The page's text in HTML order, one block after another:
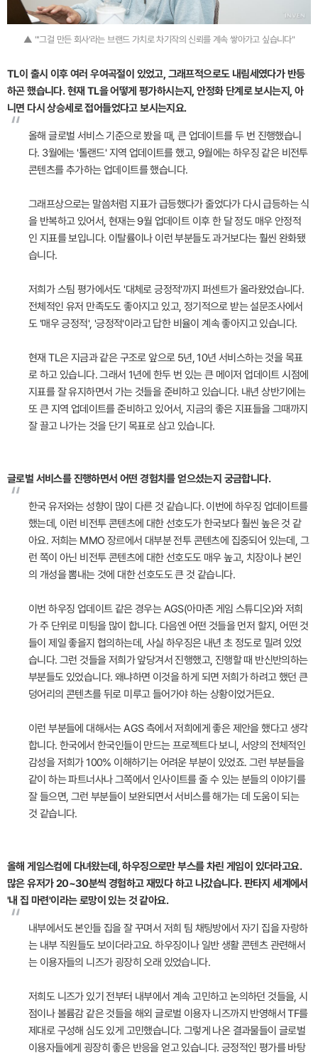
▲ "'그걸 만든 회사'라는 브랜드 가치로 차기작의 신뢰를 계속 쌓아가고 싶습니다"
TL이 출시 이후 여러 우여곡절이 있었고, 그래프적으로도 내림세였다가 반등
하곤 했습니다. 현재 TL을 어떻게 평가하시는지, 안정화 단계로 보시는지, 아
니면 다시 상승세로 접어들었다고 보시는지요.
“
올해 글로벌 서비스 기준으로 봤을 때, 큰 업데이트를 두 번 진행했습니
다. 3월에는 '톨랜드' 지역 업데이트를 했고, 9월에는 하우징 같은 비전투
콘텐츠를 추가하는 업데이트를 했습니다.
그래프상으로는 말씀처럼 지표가 급등했다가 줄었다가 다시 급등하는 식
을 반복하고 있어서, 현재는 9월 업데이트 이후 한 달 정도 매우 안정적
인 지표를 보입니다. 이탈률이나 이런 부분들도 과거보다는 훨씬 완화됐
습니다.
저희가 스팀 평가에서도 '대체로 긍정적'까지 퍼센트가 올라왔었습니다.
전체적인 유저 만족도도 좋아지고 있고, 정기적으로 받는 설문조사에서
도 '매우 긍정적', '긍정적'이라고 답한 비율이 계속 좋아지고 있습니다.
현재 TL은 지금과 같은 구조로 앞으로 5년, 10년 서비스하는 것을 목표
로 하고 있습니다. 그래서 1년에 한두 번 있는 큰 메이저 업데이트 시점에
지표를 잘 유지하면서 가는 것들을 준비하고 있습니다. 내년 상반기에는
또 큰 지역 업데이트를 준비하고 있어서, 지금의 좋은 지표들을 그때까지
잘 끌고 나가는 것을 단기 목표로 삼고 있습니다.
글로벌 서비스를 진행하면서 어떤 경험치를 얻으셨는지 궁금합니다.
“
한국 유저와는 성향이 많이 다른 것 같습니다. 이번에 하우징 업데이트를
했는데, 이런 비전투 콘텐츠에 대한 선호도가 한국보다 훨씬 높은 것 같
아요. 저희는 MMO 장르에서 대부분 전투 콘텐츠에 집중되어 있는데, 그
런 쪽이 아닌 비전투 콘텐츠에 대한 선호도도 매우 높고, 치장이나 본인
의 개성을 뽐내는 것에 대한 선호도도 큰 것 같습니다.
이번 하우징 업데이트 같은 경우는 AGS(아마존 게임 스튜디오)와 저희
가 주 단위로 미팅을 많이 합니다. 다음엔 어떤 것들을 먼저 할지, 어떤 것
들이 제일 좋을지 협의하는데, 사실 하우징은 내년 초 정도로 밀려 있었
습니다. 그런 것들을 저희가 앞당겨서 진행했고, 진행할 때 반신반의하는
부분들도 있었습니다. 왜냐하면 이것을 하게 되면 저희가 하려고 했던 큰
덩어리의 콘텐츠를 뒤로 미루고 들어가야 하는 상황이었거든요.
이런 부분들에 대해서는 AGS 측에서 저희에게 좋은 제안을 했다고 생각
합니다. 한국에서 한국인들이 만드는 프로젝트다 보니, 서양의 전체적인
감성을 저희가 100% 이해하기는 어려운 부분이 있었죠. 그런 부분들을
같이 하는 파트너사나 그쪽에서 인사이트를 줄 수 있는 분들의 이야기를
잘 들으면, 그런 부분들이 보완되면서 서비스를 해가는 데 도움이 되는
것 같습니다.
올해 게임스컴에 다녀왔는데, 하우징으로만 부스를 차린 게임이 있더라고요.
많은 유저가 20~30분씩 경험하고 재밌다 하고 나갔습니다. 판타지 세계에서
'내 집 마련'이라는 로망이 있는 것 같아요.
“
내부에서도 본인들 집을 잘 꾸며서 저희 팀 채팅방에서 자기 집을 자랑하
는 내부 직원들도 보이더라고요. 하우징이나 일반 생활 콘텐츠 관련해서
는 이용자들의 니즈가 굉장히 오래 있었습니다.
저희도 니즈가 있기 전부터 내부에서 계속 고민하고 논의하던 것들을, 시
점이나 볼륨감 같은 것들을 해외 글로벌 이용자 니즈까지 반영해서 TF를
제대로 구성해 심도 있게 고민했습니다. 그렇게 나온 결과물들이 글로벌
이용자들에게 굉장히 좋은 반응을 얻고 있습니다. 긍정적인 평가를 바탕